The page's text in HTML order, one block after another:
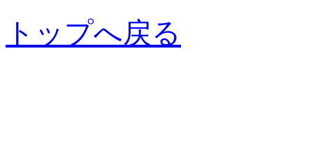
トップへ戻る